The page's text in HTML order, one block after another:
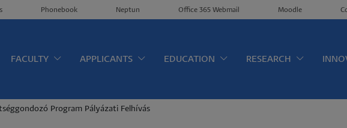
Phonebook Neptun Office 365 Webmail Moodle
FACULTY APPLICANTS EDUCATION RESEARCH
Program Pályázati Felhívás